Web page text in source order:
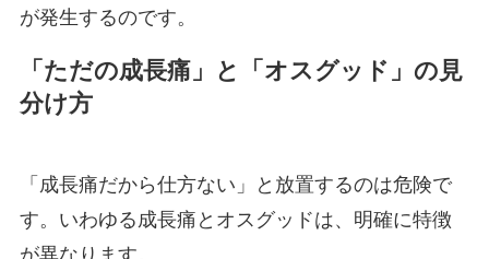
が発生するのです。
「ただの成長痛」と「オスグッド」の見
分け方
「成長痛だから仕方ない」と放置するのは危険で
す。いわゆる成長痛とオスグッドは、明確に特徴
が異なります。